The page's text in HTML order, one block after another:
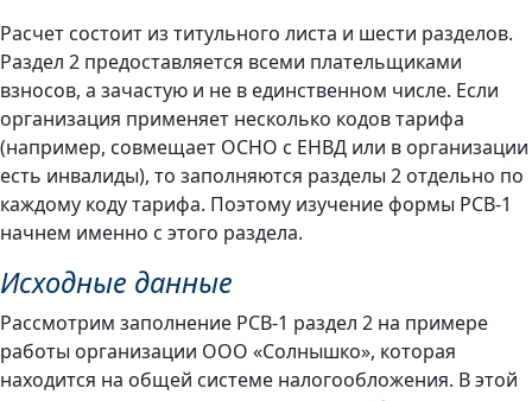
Расчет состоит из титульного листа и шести разделов.
Раздел 2 предоставляется всеми плательщиками
взносов, а зачастую и не в единственном числе. Если
организация применяет несколько кодов тарифа
(например, совмещает ОСНО с ЕНВД или в организации
есть инвалиды), то заполняются разделы 2 отдельно по
каждому коду тарифа. Поэтому изучение формы РСВ-1
начнем именно с этого раздела.
Исходные данные
Рассмотрим заполнение РСВ-1 раздел 2 на примере
работы организации ООО «Солнышко», которая
находится на общей системе налогообложения. В этой